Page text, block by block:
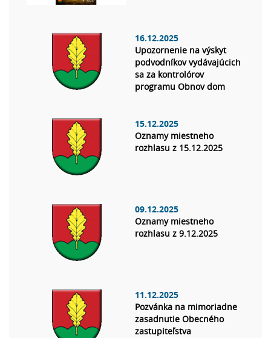
16.12.2025
Upozornenie na výskyt
podvodníkov vydávajúcich
sa za kontrolórov
programu Obnov dom
15.12.2025
Oznamy miestneho
rozhlasu z 15.12.2025
09.12.2025
Oznamy miestneho
rozhlasu z 9.12.2025
11.12.2025
Pozvánka na mimoriadne
zasadnutie Obecného
zastupiteľstva